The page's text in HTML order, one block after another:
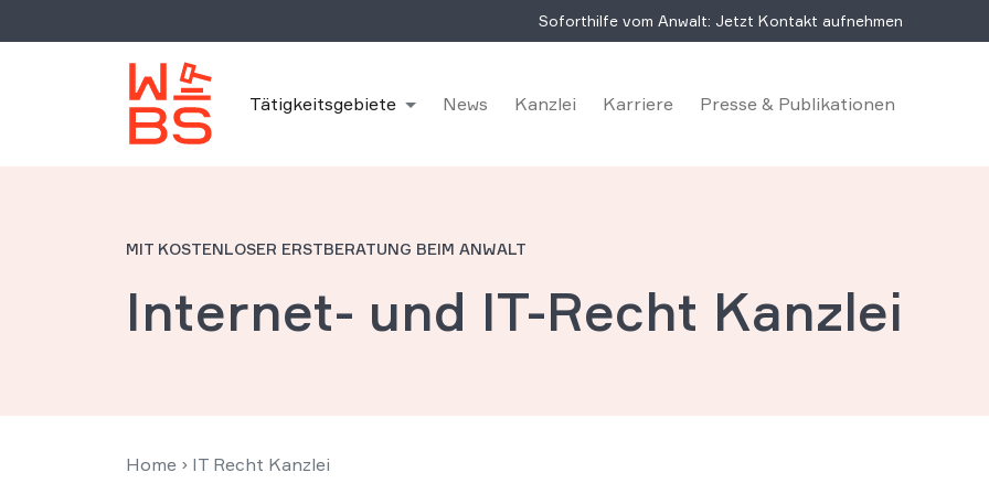
Soforthilfe vom Anwalt: Jetzt Kontakt aufnehmen
Tätigkeitsgebiete News Kanzlei Karriere Presse & Publikationen
MIT KOSTENLOSER ERSTBERATUNG BEIM ANWALT
Internet- und IT-Recht Kanzlei
Home › IT Recht Kanzlei